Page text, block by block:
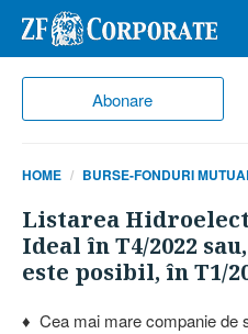
Abonare
HOME BURSE-FONDURI
Listarea
Ideal în T4/2022
este posibil, în T1/
♦ Cea mai mare companie de